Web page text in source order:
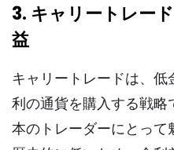
3. キャリートレー
益
キャリートレードは、
利の通貨を購入する戦略
本のトレーダーにとっ